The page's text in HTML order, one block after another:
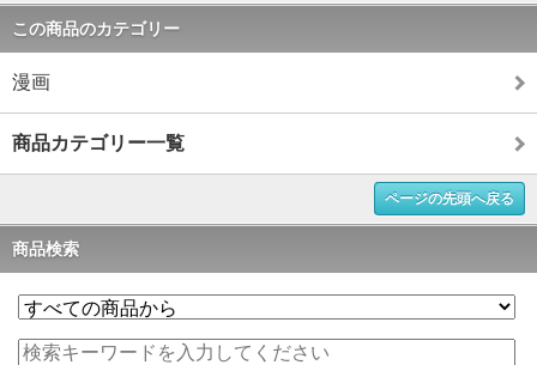
この商品のカテゴリー
漫画
商品カテゴリー一覧
ページの先頭へ戻る
商品検索